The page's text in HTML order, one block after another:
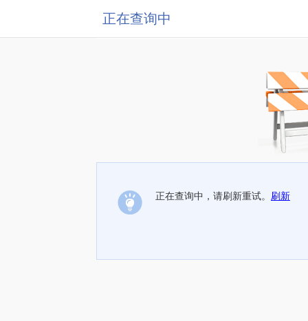
正在查询中
正在查询中，请刷新重试。 刷新